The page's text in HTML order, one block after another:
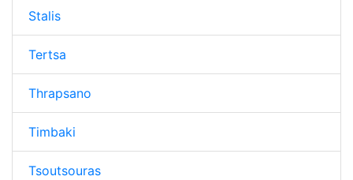
Stalis
Tertsa
Thrapsano
Timbaki
Tsoutsouras